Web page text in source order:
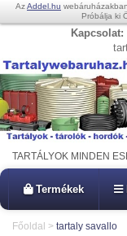
AzAddel.hu
Próbálja ki
Kapcsolat:
TARTÁLYOK MINDEN
Termékek
Főoldal > tartaly savallo